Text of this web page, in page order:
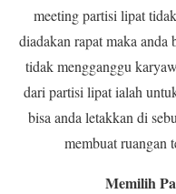
meeting partisi lipat
diadakan rapat maka anda
tidak mengganggu
dari partisi lipat ialah
bisa anda letakkan di
membuat ruangan
Memilih